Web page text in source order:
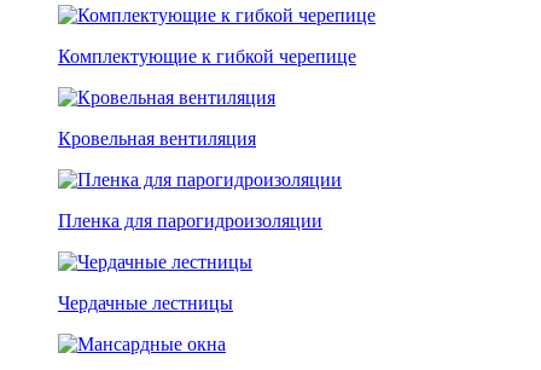
Комплектующие к гибкой черепице
Кровельная вентиляция
Пленка для парогидроизоляции
Чердачные лестницы